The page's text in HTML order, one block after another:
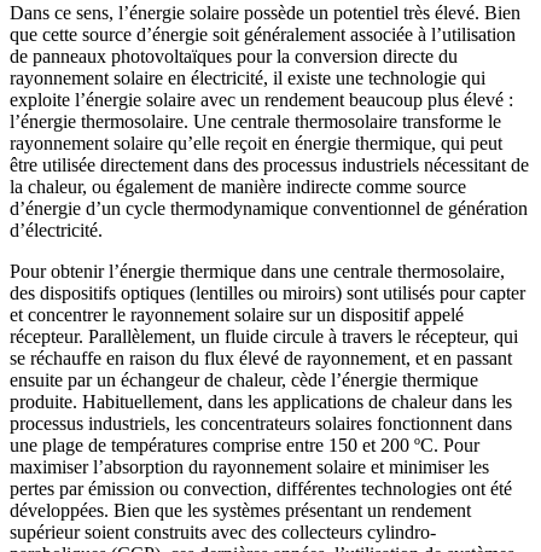
Dans ce sens, l’énergie solaire possède un potentiel très élevé. Bien
que cette source d’énergie soit généralement associée à l’utilisation
de panneaux photovoltaïques pour la conversion directe du
rayonnement solaire en électricité, il existe une technologie qui
exploite l’énergie solaire avec un rendement beaucoup plus élevé :
l’énergie thermosolaire. Une centrale thermosolaire transforme le
rayonnement solaire qu’elle reçoit en énergie thermique, qui peut
être utilisée directement dans des processus industriels nécessitant de
la chaleur, ou également de manière indirecte comme source
d’énergie d’un cycle thermodynamique conventionnel de génération
d’électricité.
Pour obtenir l’énergie thermique dans une centrale thermosolaire,
des dispositifs optiques (lentilles ou miroirs) sont utilisés pour capter
et concentrer le rayonnement solaire sur un dispositif appelé
récepteur. Parallèlement, un fluide circule à travers le récepteur, qui
se réchauffe en raison du flux élevé de rayonnement, et en passant
ensuite par un échangeur de chaleur, cède l’énergie thermique
produite. Habituellement, dans les applications de chaleur dans les
processus industriels, les concentrateurs solaires fonctionnent dans
une plage de températures comprise entre 150 et 200 ºC. Pour
maximiser l’absorption du rayonnement solaire et minimiser les
pertes par émission ou convection, différentes technologies ont été
développées. Bien que les systèmes présentant un rendement
supérieur soient construits avec des collecteurs cylindro-